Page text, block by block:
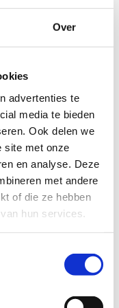
Over
advertenties te
media te bieden
Ook delen we
site met onze
en analyse. Deze
met andere
of die ze hebben
hun services.
in
je graag
professionele
graag met je in